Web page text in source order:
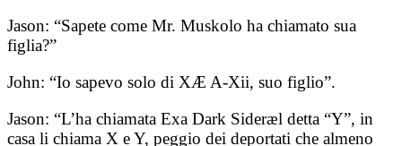
Jason: “Sapete come Mr. Muskolo ha chiamato sua
figlia?”
John: “Io sapevo solo di XÆ A-Xii, suo figlio”.
Jason: “L’ha chiamata Exa Dark Sideræl detta “Y”, in
casa li chiama X e Y, peggio dei deportati che almeno